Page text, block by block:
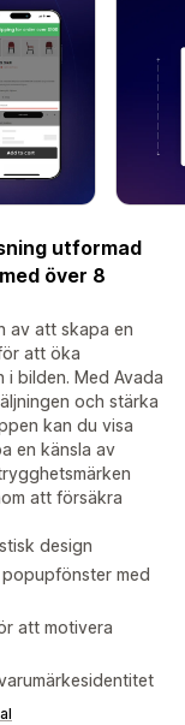
utformad
över 8
av att skapa en
att öka
i bilden. Med Avada
och stärka
kan du visa
en känsla av
att försäkra
design
med
att motivera